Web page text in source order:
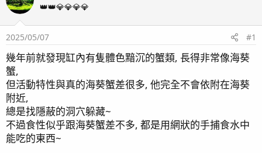
👑👑💎💎💎💎
2025/05/07 #1
幾年前就發現缸內有隻體色黯沉的蟹類, 長得非常像海葵
蟹,
但活動特性與真的海葵蟹差很多, 他完全不會依附在海葵
附近,
總是找隱蔽的洞穴躲藏~
不過食性似乎跟海葵蟹差不多, 都是用網狀的手捕食水中
能吃的東西~